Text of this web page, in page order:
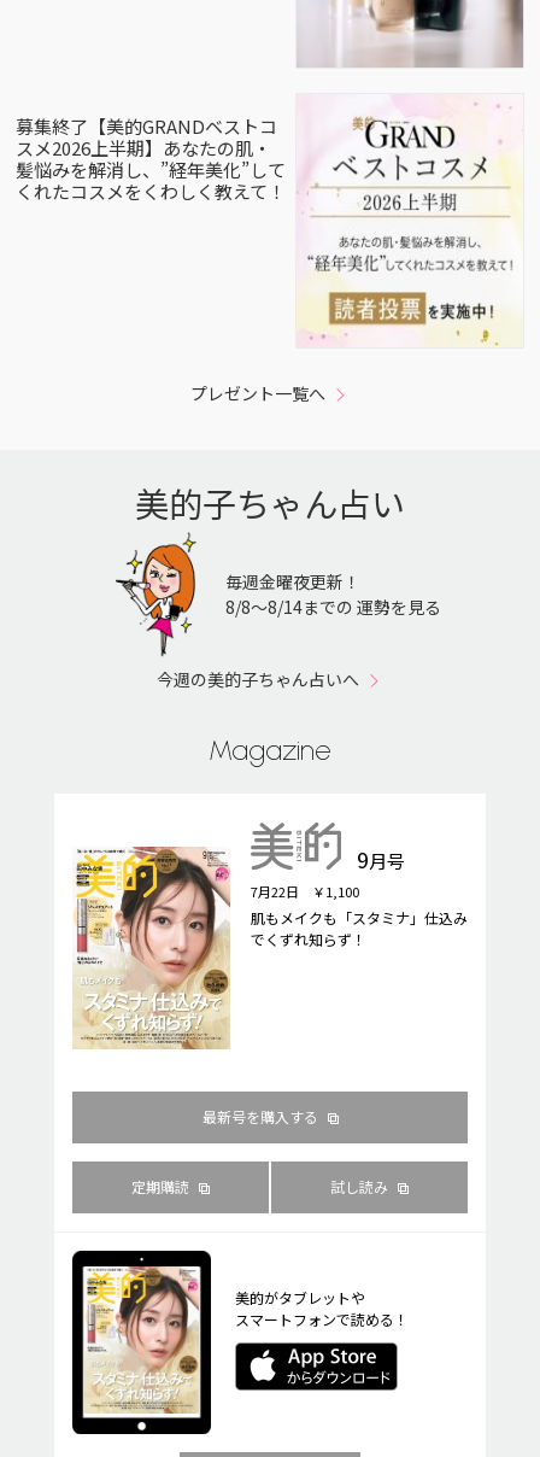
募集終了【美的GRANDベストコ
スメ2026上半期】あなたの肌・
髪悩みを解消し、”経年美化”して
くれたコスメをくわしく教えて！
プレゼント一覧へ
美的子ちゃん占い
毎週金曜夜更新！
8/8〜8/14までの 運勢を見る
今週の美的子ちゃん占いへ
Magazine
9月号
7月22日 ￥1,100
肌もメイクも「スタミナ」仕込み
でくずれ知らず！
最新号を購入する
定期購読 試し読み
美的がタブレットや
スマートフォンで読める！